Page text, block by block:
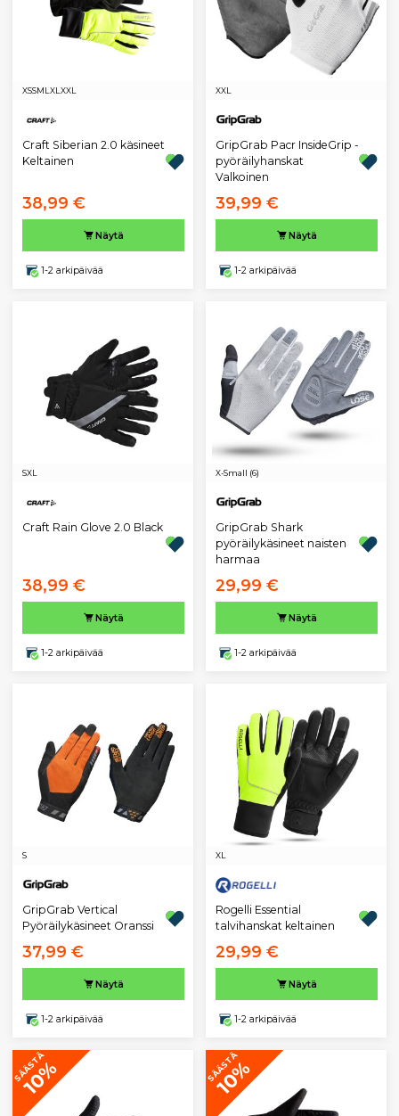
XSSML XL XXL
Craft Siberian 2.0 käsineet
Keltainen
38,99 €
Näytä
1-2 arkipäivää
XXL
GripGrab Pacr InsideGrip -
pyöräilyhanskat
Valkoinen
39,99 €
Näytä
1-2 arkipäivää
SXL
Craft Rain Glove 2.0 Black
38,99 €
Näytä
1-2 arkipäivää
X-Small (6)
GripGrab Shark
pyöräilykäsineet naisten
harmaa
29,99 €
Näytä
1-2 arkipäivää
S
GripGrab Vertical
Pyöräilykäsineet Oranssi
37,99 €
Näytä
1-2 arkipäivää
XL
Rogelli Essential
talvihanskat keltainen
29,99 €
Näytä
1-2 arkipäivää
SÄÄSTÄ
10% SÄÄSTÄ
10%